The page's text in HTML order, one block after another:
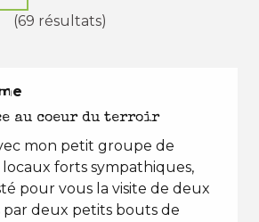
(69 résultats)
au coeur du terroir
mon petit groupe de
forts sympathiques,
pour vous la visite de deux
deux petits bouts de